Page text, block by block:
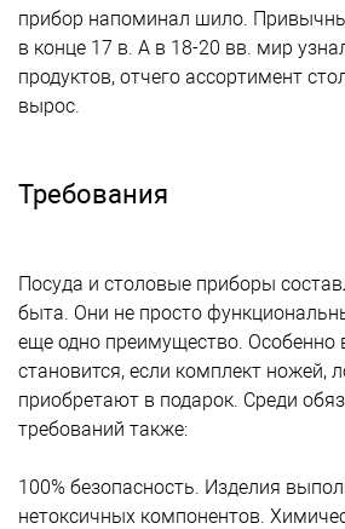
прибор напоминал шило.
в конце 17 в. А в 18-20 вв. мир
продуктов, отчего ассортимент
вырос.
Требования
Посуда и столовые приборы
быта. Они не просто
еще одно преимущество.
становится, если комплект ножей,
приобретают в подарок. Среди
требований также:
100% безопасность. Изделия
нетоксичных компонентов.